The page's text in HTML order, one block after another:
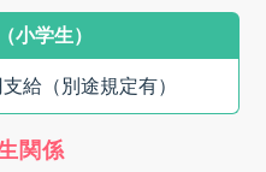
小学生）
給（別途規定有）
関係